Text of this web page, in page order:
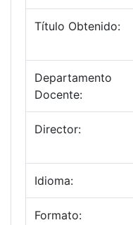
Título Obtenido:
Departamento
Docente:
Director:
Idioma:
Formato: